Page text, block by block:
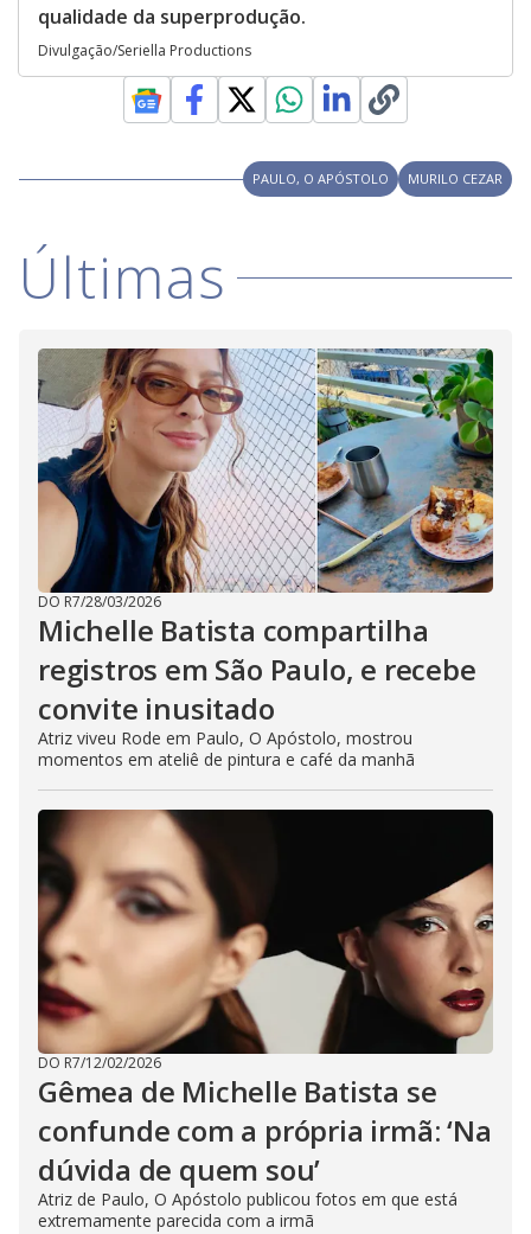
qualidade da superprodução.
Divulgação/Seriella Productions
PAULO, O APÓSTOLO MURILO CEZAR
Últimas
DO R7/28/03/2026
Michelle Batista compartilha
registros em São Paulo, e recebe
convite inusitado
Atriz viveu Rode em Paulo, O Apóstolo, mostrou
momentos em ateliê de pintura e café da manhã
DO R7/12/02/2026
Gêmea de Michelle Batista se
confunde com a própria irmã: ‘Na
dúvida de quem sou’
Atriz de Paulo, O Apóstolo publicou fotos em que está
extremamente parecida com a irmã